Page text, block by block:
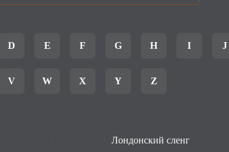
D E F G H I J
V W X Y Z
Лондонский сленг